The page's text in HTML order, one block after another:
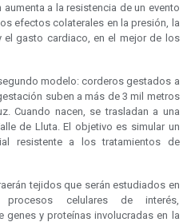
a la resistencia de un evento
efectos colaterales en la presión, la
el gasto cardiaco, en el mejor de los
modelo: corderos gestados a
suben a más de 3 mil metros
Cuando nacen, se trasladan a una
de Lluta. El objetivo es simular un
resistente a los tratamientos de
tejidos que serán estudiados en
celulares de interés,
genes y proteínas involucradas en la